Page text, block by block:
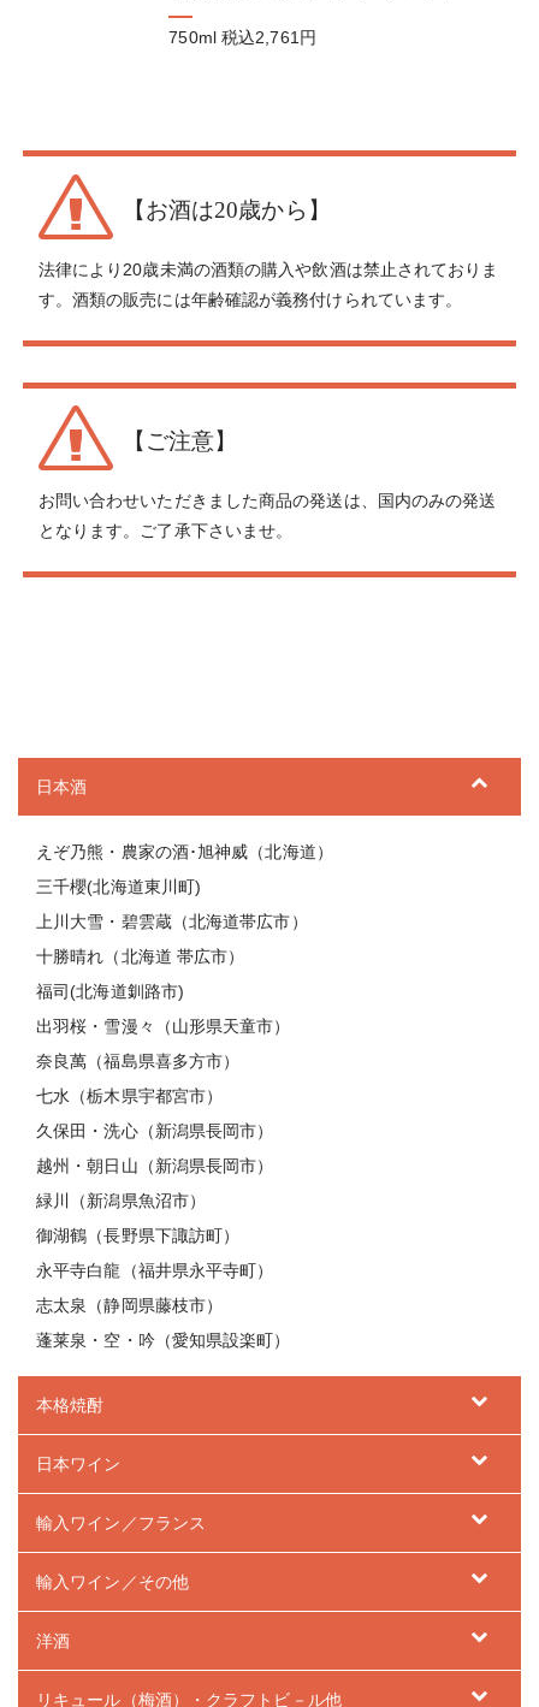
750ml 税込2,761円
【お酒は20歳から】
法律により20歳未満の酒類の購入や飲酒は禁止されておりま
す。酒類の販売には年齢確認が義務付けられています。
【ご注意】
お問い合わせいただきました商品の発送は、国内のみの発送
となります。ご了承下さいませ。
日本酒
えぞ乃熊・農家の酒･旭神威（北海道）
三千櫻(北海道東川町)
上川大雪・碧雲蔵（北海道帯広市）
十勝晴れ（北海道 帯広市）
福司(北海道釧路市)
出羽桜・雪漫々（山形県天童市）
奈良萬（福島県喜多方市）
七水（栃木県宇都宮市）
久保田・洗心（新潟県長岡市）
越州・朝日山（新潟県長岡市）
緑川（新潟県魚沼市）
御湖鶴（長野県下諏訪町）
永平寺白龍（福井県永平寺町）
志太泉（静岡県藤枝市）
蓬莱泉・空・吟（愛知県設楽町）
本格焼酎
日本ワイン
輸入ワイン／フランス
輸入ワイン／その他
洋酒
リキュール（梅酒）・クラフトビ－ル他